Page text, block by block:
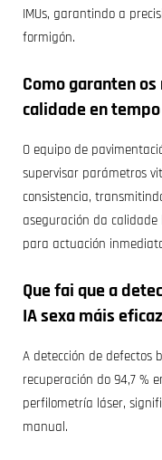
IMUs, garantindo a
formigón.
Como garanten
calidade en
O equipo de
supervisar parámetros
consistencia,
aseguración da
para actuación
Que fai que a
IA sexa máis
A detección de defectos
recuperación do 94,7 %
perfilometría láser,
manual.